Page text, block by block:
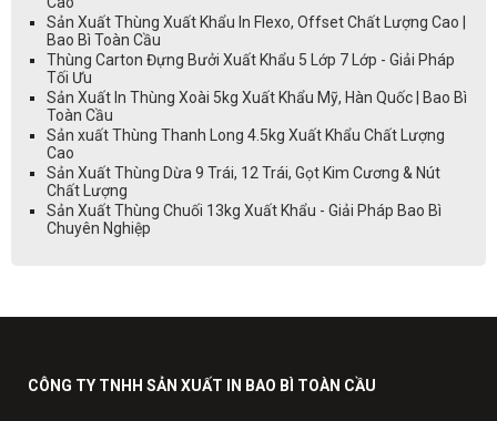
Sản Xuất Thùng Xuất Khẩu In Flexo, Offset Chất Lượng Cao |
Bao Bì Toàn Cầu
Thùng Carton Đựng Bưởi Xuất Khẩu 5 Lớp 7 Lớp - Giải Pháp
Tối Ưu
Sản Xuất In Thùng Xoài 5kg Xuất Khẩu Mỹ, Hàn Quốc | Bao Bì
Toàn Cầu
Sản xuất Thùng Thanh Long 4.5kg Xuất Khẩu Chất Lượng
Cao
Sản Xuất Thùng Dừa 9 Trái, 12 Trái, Gọt Kim Cương & Nút
Chất Lượng
Sản Xuất Thùng Chuối 13kg Xuất Khẩu - Giải Pháp Bao Bì
Chuyên Nghiệp
CÔNG TY TNHH SẢN XUẤT IN BAO BÌ TOÀN CẦU